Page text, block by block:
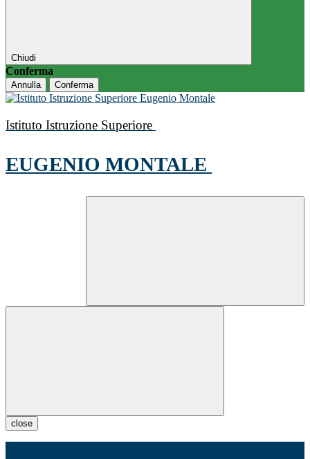
Chiudi
Conferma
Annulla Conferma
Istituto Istruzione Superiore
EUGENIO MONTALE
close